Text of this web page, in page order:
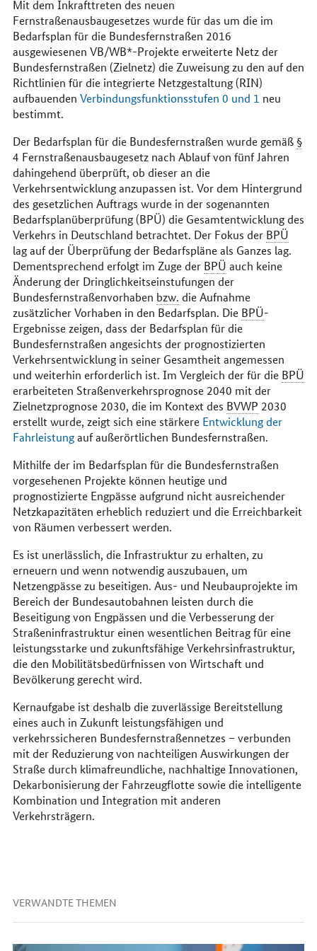
Mit dem Inkrafttreten des neuen
Fernstraßenausbaugesetzes wurde für das um die im
Bedarfsplan für die Bundesfernstraßen 2016
ausgewiesenen VB/WB*-Projekte erweiterte Netz der
Bundesfernstraßen (Zielnetz) die Zuweisung zu den auf den
Richtlinien für die integrierte Netzgestaltung (RIN)
aufbauenden Verbindungsfunktionsstufen 0 und 1 neu
bestimmt.
Der Bedarfsplan für die Bundesfernstraßen wurde gemäß§
4 Fernstraßenausbaugesetz nach Ablauf von fünf Jahren
dahingehend überprüft, ob dieser an die
Verkehrsentwicklung anzupassen ist. Vor dem Hintergrund
des gesetzlichen Auftrags wurde in der sogenannten
Bedarfsplanüberprüfung (BPÜ) die Gesamtentwicklung des
Verkehrs in Deutschland betrachtet. Der Fokus der BPÜ
lag auf der Überprüfung der Bedarfspläne als Ganzes lag.
Dementsprechend erfolgt im Zuge der BPÜ auch keine
Änderung der Dringlichkeitseinstufungen der
Bundesfernstraßenvorhaben bzw. die Aufnahme
zusätzlicher Vorhaben in den Bedarfsplan. Die BPÜ-
Ergebnisse zeigen, dass der Bedarfsplan für die
Bundesfernstraßen angesichts der prognostizierten
Verkehrsentwicklung in seiner Gesamtheit angemessen
und weiterhin erforderlich ist. Im Vergleich der für die BPÜ
erarbeiteten Straßenverkehrsprognose 2040 mit der
Zielnetzprognose 2030, die im Kontext des BVWP 2030
erstellt wurde, zeigt sich eine stärkere Entwicklung der
Fahrleistungauf außerörtlichen Bundesfernstraßen.
Mithilfe der im Bedarfsplan für die Bundesfernstraßen
vorgesehenen Projekte können heutige und
prognostizierte Engpässe aufgrund nicht ausreichender
Netzkapazitäten erheblich reduziert und die Erreichbarkeit
von Räumen verbessert werden.
Es ist unerlässlich, die Infrastruktur zu erhalten, zu
erneuern und wenn notwendig auszubauen, um
Netzengpässe zu beseitigen. Aus- und Neubauprojekte im
Bereich der Bundesautobahnen leisten durch die
Beseitigung von Engpässen und die Verbesserung der
Straßeninfrastruktur einen wesentlichen Beitrag für eine
leistungsstarke und zukunftsfähige Verkehrsinfrastruktur,
die den Mobilitätsbedürfnissen von Wirtschaft und
Bevölkerung gerecht wird.
Kernaufgabe ist deshalb die zuverlässige Bereitstellung
eines auch in Zukunft leistungsfähigen und
verkehrssicheren Bundesfernstraßennetzes – verbunden
mit der Reduzierung von nachteiligen Auswirkungen der
Straße durch klimafreundliche, nachhaltige Innovationen,
Dekarbonisierung der Fahrzeugflotte sowie die intelligente
Kombination und Integration mit anderen
Verkehrsträgern.
VERWANDTE THEMEN